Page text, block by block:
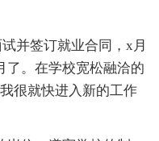
并签订就业合同，x月
了。在学校宽松融洽的
很就快进入新的工作